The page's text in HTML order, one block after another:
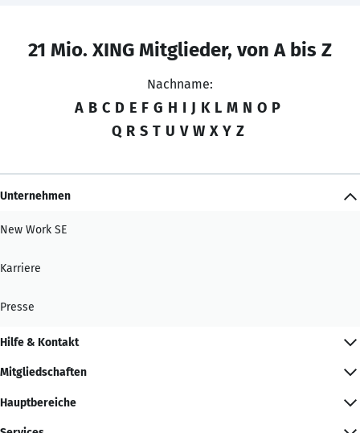
21 Mio. XING Mitglieder, von A bis Z
Nachname:
A B C D E F G H I J K L M N O P
Q R S T U V W X Y Z
Unternehmen
New Work SE
Karriere
Presse
Hilfe & Kontakt
Mitgliedschaften
Hauptbereiche